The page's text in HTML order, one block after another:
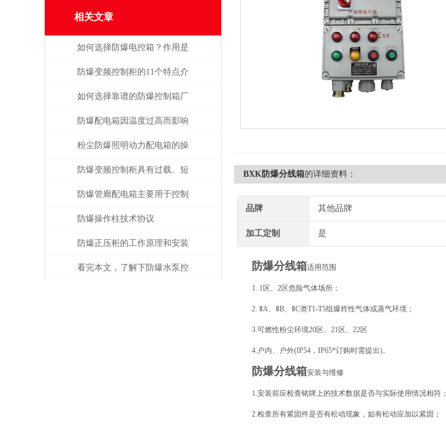
BXK防爆分线箱的详细资料：
品牌 其他品牌
加工定制 是
防爆分线箱适用范围
1. 1区、2区危险气体场所；
2. ⅡA、ⅡB、ⅡC类T1-T5组爆炸性气体或蒸气环境；
3.可燃性粉尘环境20区、21区、22区
4.户内、户外(IP54，IP65*订购时需提出)。
防爆分线箱安装与维修
1.安装前应检查铭牌上的技术数据是否与实际使用情况相符；
2.检查所有紧固件是否有松动现象，如有松动应加以紧固；
相关文章
如何选择防爆电控箱？作用是
什么？
防爆变频控制柜的11个特点介
绍
如何选择靠谱的防爆控制箱厂
家？
防爆配电箱因温度过高而影响
使用寿命
粉尘防爆照明动力配电箱的操
作方法和应用常见问题
防爆变频控制柜具有过载、短
路、缺相保护等功能
防爆管廊配电箱主要用于控制
和分配管廊内的电力资源
防爆操作柱技术协议
防爆正压柜的工作原理和安装
看完本文，了解下防爆水泵控